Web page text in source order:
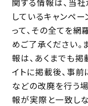
しているキャンペ
って、その全てを
めご了承ください
報は、あくまでも
イトに掲載後、事
などの改廃を行う
報が実際と一致し